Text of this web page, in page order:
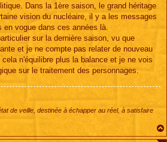
Dans la 1ère saison, le grand héritage
vision du nucléaire, il y a les messages
vogue dans ces années là.
sur la dernière saison, vu que
et je ne compte pas relater de nouveau
n'équilibre plus la balance et je ne vois
sur le traitement des personnages.
de veille, destinée à échapper au réel, à satisfaire